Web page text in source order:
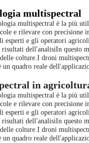
multispectral
multispectral è la più
e rilevare con
e gli operatori
risultati dell'analisiIn
colture.I droni
quadro reale
in
multispectral è la più
e rilevare con
e gli operatori
risultati dell'analisiIn
colture.I droni
quadro reale